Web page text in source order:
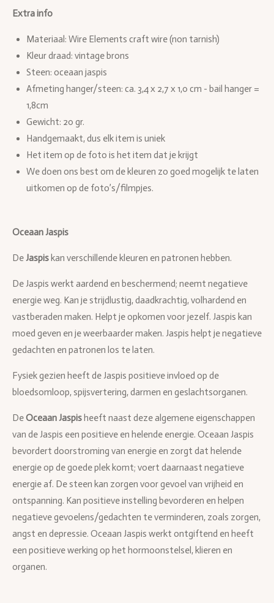
Extra info
Materiaal: Wire Elements craft wire (non tarnish)
Kleur draad: vintage brons
Steen: oceaan jaspis
Afmeting hanger/steen: ca. 3,4 x 2,7 x 1,0 cm - bail hanger =
1,8cm
Gewicht: 20 gr.
Handgemaakt, dus elk item is uniek
Het item op de foto is het item dat je krijgt
We doen ons best om de kleuren zo goed mogelijk te laten
uitkomen op de foto’s/filmpjes.
Oceaan Jaspis
DeJaspis kan verschillende kleuren en patronen hebben.
De Jaspis werkt aardend en beschermend; neemt negatieve
energie weg. Kan je strijdlustig, daadkrachtig, volhardend en
vastberaden maken. Helpt je opkomen voor jezelf. Jaspis kan
moed geven en je weerbaarder maken. Jaspis helpt je negatieve
gedachten en patronen los te laten.
Fysiek gezien heeft de Jaspis positieve invloed op de
bloedsomloop, spijsvertering, darmen en geslachtsorganen.
DeOceaan Jaspis heeft naast deze algemene eigenschappen
van de Jaspis een positieve en helende energie. Oceaan Jaspis
bevordert doorstroming van energie en zorgt dat helende
energie op de goede plek komt; voert daarnaast negatieve
energie af. De steen kan zorgen voor gevoel van vrijheid en
ontspanning. Kan positieve instelling bevorderen en helpen
negatieve gevoelens/gedachten te verminderen, zoals zorgen,
angst en depressie. Oceaan Jaspis werkt ontgiftend en heeft
een positieve werking op het hormoonstelsel, klieren en
organen.